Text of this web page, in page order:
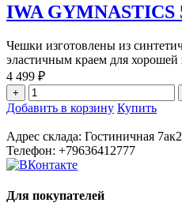
509
R
IWA GYMNASTICS
Чешки изготовлены из
эластичным краем для хорошей
4 499 ₽
+
Количество
товара
GYMNASTICS
509
W
Добавить в корзину Этот
имеет
несколько
Купить
Адрес склада: Гостиничная 7ак2
Телефон: +79636412777
Для покупателей